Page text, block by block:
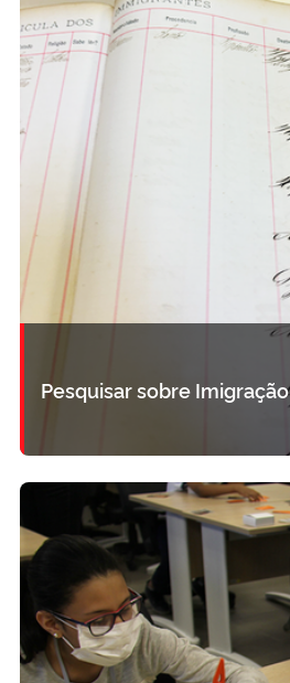
Pesquisar sobre Imigração